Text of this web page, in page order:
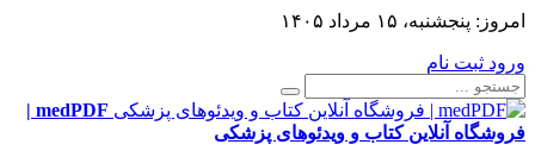
امروز: پنجشنبه، ۱۵ مرداد ۱۴۰۵
ورود ثبت نام
medPDF |
فروشگاه آنلاین کتاب و ویدئوهای پزشکی